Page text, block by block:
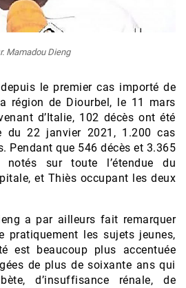
Mamadou Dieng
le premier cas importé de
région de Diourbel, le 11 mars
d’Italie, 102 décès ont été
du 22 janvier 2021, 1.200 cas
Pendant que 546 décès et 3.365
sur toute l’étendue du
et Thiès occupant les deux
a par ailleurs fait remarquer
pratiquement les sujets jeunes,
est beaucoup plus accentuée
de plus de soixante ans qui
d’insuffisance rénale, de